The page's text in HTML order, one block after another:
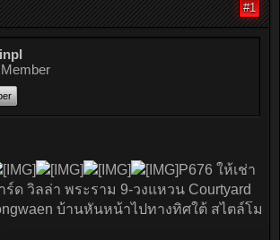
#1
P676 ให้เช่า
ร์ด วิลล่า พระราม 9-วงแหวน Courtyard
บ้านหันหน้าไปทางทิศใต้ สไตล์โม